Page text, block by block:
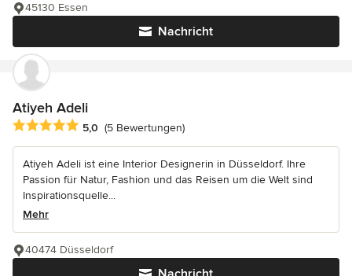
Nachricht
45130 Essen
Atiyeh Adeli
Durchschnittliche Bewertung: 5 von 5 Sternen
5,0 (5 Bewertungen)
Atiyeh Adeli ist eine Interior Designerin in Düsseldorf. Ihre
Passion für Natur, Fashion und das Reisen um die Welt sind
Inspirationsquelle...
Mehr
40474 Düsseldorf